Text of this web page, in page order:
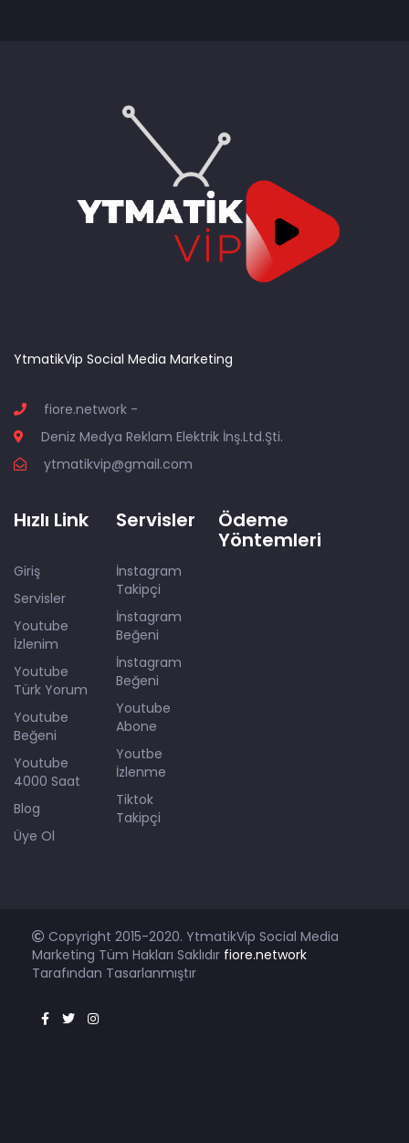
YtmatikVip Social Media Marketing
fiore.network -
Deniz Medya Reklam Elektrik İnş.Ltd.Şti.
ytmatikvip@gmail.com
Hızlı Link
Giriş
Servisler
Youtube
İzlenim
Youtube
Türk Yorum
Youtube
Beğeni
Youtube
4000 Saat
Blog
Üye Ol
Servisler
İnstagram
Takipçi
İnstagram
Beğeni
İnstagram
Beğeni
Youtube
Abone
Youtbe
İzlenme
Tiktok
Takipçi
Ödeme
Yöntemleri
Copyright 2015-2020. YtmatikVip Social Media
Marketing Tüm Hakları Saklıdır fiore.network
Tarafından Tasarlanmıştır